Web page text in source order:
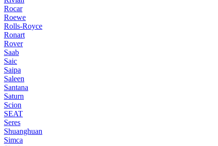
Rocar
Roewe
Rolls-Royce
Ronart
Rover
Saab
Saic
Saipa
Saleen
Santana
Saturn
Scion
SEAT
Seres
Shuanghuan
Simca